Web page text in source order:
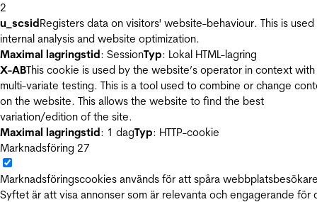
2
u_scsidRegisters data on visitors' website-behaviour. This is
internal analysis and website optimization.
Maximal lagringstid: SessionTyp: Lokal HTML-lagring
X-ABThis cookie is used by the website’s operator in context with
multi-variate testing. This is a tool used to combine or change
on the website. This allows the website to find the best
variation/edition of the site.
Maximal lagringstid: 1 dagTyp: HTTP-cookie
Marknadsföring 27
Marknadsföringscookies används för att spåra
Syftet är att visa annonser som är relevanta och engagerande för